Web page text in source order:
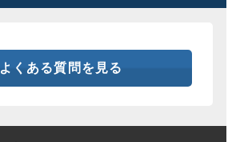
よくある質問を見る